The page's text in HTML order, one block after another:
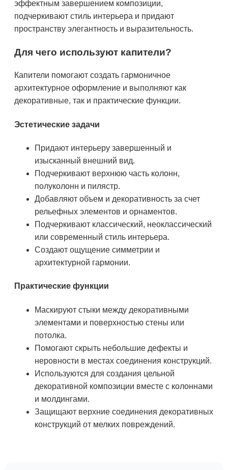
эффектным завершением композиции,
подчеркивают стиль интерьера и придают
пространству элегантность и выразительность.
Для чего используют капители?
Капители помогают создать гармоничное
архитектурное оформление и выполняют как
декоративные, так и практические функции.
Эстетические задачи
Придают интерьеру завершенный и
изысканный внешний вид.
Подчеркивают верхнюю часть колонн,
полуколонн и пилястр.
Добавляют объем и декоративность за счет
рельефных элементов и орнаментов.
Подчеркивают классический, неоклассический
или современный стиль интерьера.
Создают ощущение симметрии и
архитектурной гармонии.
Практические функции
Маскируют стыки между декоративными
элементами и поверхностью стены или
потолка.
Помогают скрыть небольшие дефекты и
неровности в местах соединения конструкций.
Используются для создания цельной
декоративной композиции вместе с колоннами
и молдингами.
Защищают верхние соединения декоративных
конструкций от мелких повреждений.